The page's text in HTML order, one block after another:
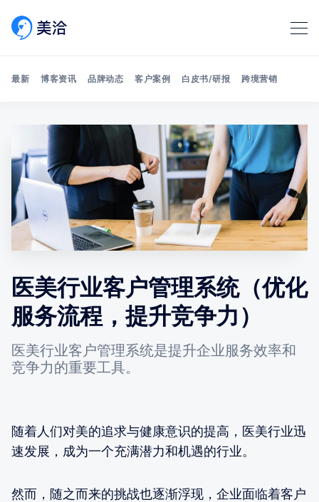
Search 美洽博客
最新 博客资讯 品牌动态 客户案例 白皮书/研报 跨境营销
医美行业客户管理系统（优化
服务流程，提升竞争力）
医美行业客户管理系统是提升企业服务效率和
竞争力的重要工具。
随着人们对美的追求与健康意识的提高，医美行业迅
速发展，成为一个充满潜力和机遇的行业。
然而，随之而来的挑战也逐渐浮现，企业面临着客户